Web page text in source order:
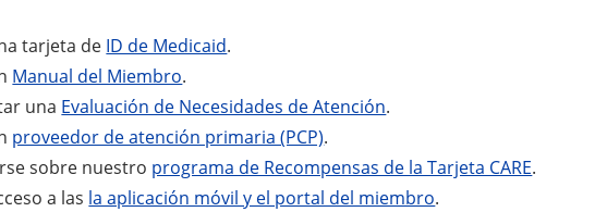
tarjeta de ID de Medicaid.
Manual del Miembro.
una Evaluación de Necesidades de Atención.
proveedor de atención primaria (PCP).
sobre nuestro programa de Recompensas de la Tarjeta CARE.
a las la aplicación móvil y el portal del miembro.